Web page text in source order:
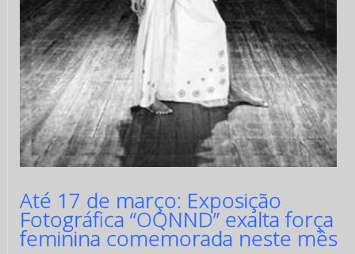
Até 17 de março: Exposição
Fotográfica “OQNND” exalta força
feminina comemorada neste mês